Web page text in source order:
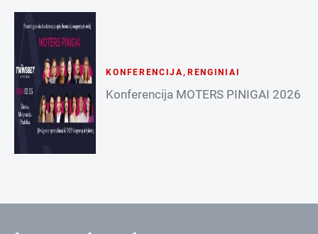
KONFERENCIJA, RENGINIAI
Konferencija MOTERS PINIGAI 2026